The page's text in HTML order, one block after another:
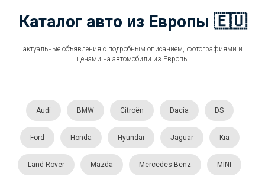
Каталог авто из Европы 🇪🇺
актуальные объявления с подробным описанием, фотографиями и
ценами на автомобили из Европы
Audi BMW Citroën Dacia DS
Ford Honda Hyundai Jaguar Kia
Land Rover Mazda Mercedes-Benz MINI